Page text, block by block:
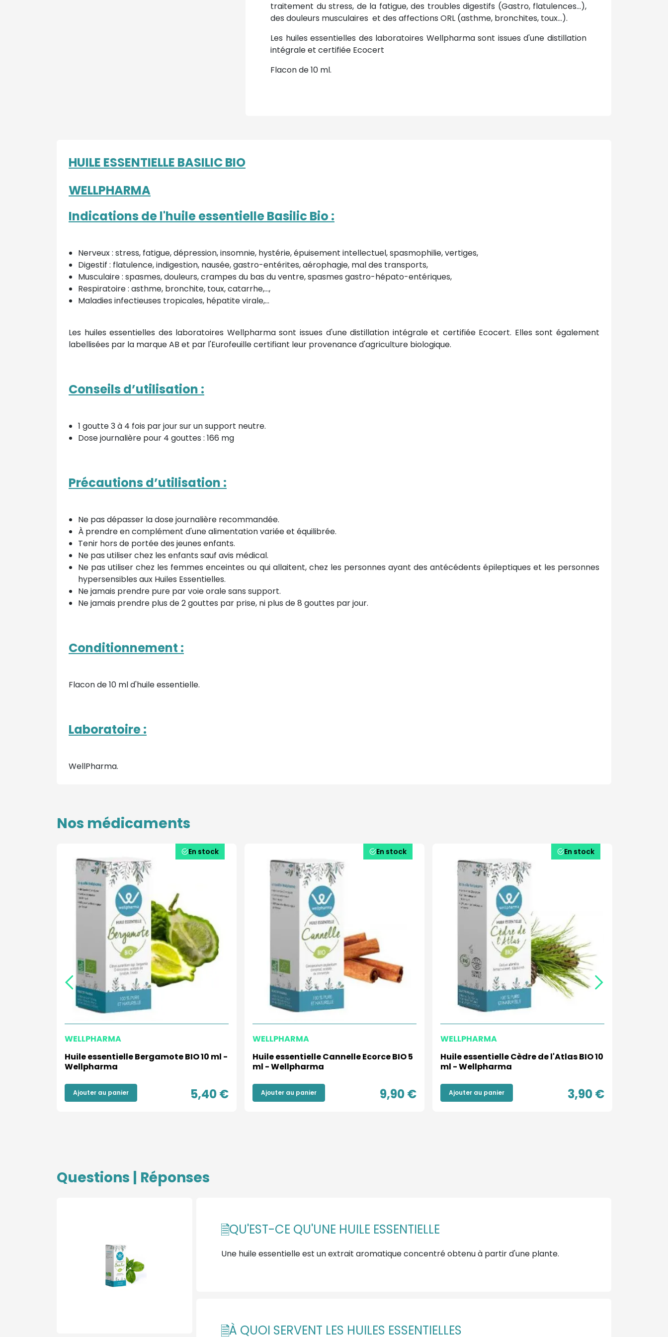
traitement du stress, de la fatigue, des troubles digestifs (Gastro, flatulences...),
des douleurs musculaires et des affections ORL (asthme, bronchites, toux...).
Les huiles essentielles des laboratoires Wellpharma sont issues d'une distillation
intégrale et certifiée Ecocert
Flacon de 10 ml.
HUILE ESSENTIELLE BASILIC BIO
WELLPHARMA
Indications de l'huile essentielle Basilic Bio :
Nerveux : stress, fatigue, dépression, insomnie, hystérie, épuisement intellectuel, spasmophilie, vertiges,
Digestif : flatulence, indigestion, nausée, gastro-entérites, aérophagie, mal des transports,
Musculaire : spasmes, douleurs, crampes du bas du ventre, spasmes gastro-hépato-entériques,
Respiratoire : asthme, bronchite, toux, catarrhe,…,
Maladies infectieuses tropicales, hépatite virale,…
Les huiles essentielles des laboratoires Wellpharma sont issues d'une distillation intégrale et certifiée Ecocert. Elles sont également
labellisées par la marque AB et par l'Eurofeuille certifiant leur provenance d'agriculture biologique.
Conseils d’utilisation :
1 goutte 3 à 4 fois par jour sur un support neutre.
Dose journalière pour 4 gouttes : 166 mg
Précautions d’utilisation :
Ne pas dépasser la dose journalière recommandée.
À prendre en complément d'une alimentation variée et équilibrée.
Tenir hors de portée des jeunes enfants.
Ne pas utiliser chez les enfants sauf avis médical.
Ne pas utiliser chez les femmes enceintes ou qui allaitent, chez les personnes ayant des antécédents épileptiques et les personnes
hypersensibles aux Huiles Essentielles.
Ne jamais prendre pure par voie orale sans support.
Ne jamais prendre plus de 2 gouttes par prise, ni plus de 8 gouttes par jour.
Conditionnement :
Flacon de 10 ml d'huile essentielle.
Laboratoire :
WellPharma.
Nos médicaments
En stock
WELLPHARMA
Huile essentielle Bergamote BIO 10 ml -
Wellpharma
Ajouter au panier 5,40 €
En stock
WELLPHARMA
Huile essentielle Cannelle Ecorce BIO 5
ml - Wellpharma
Ajouter au panier 9,90 €
En stock
WELLPHARMA
Huile essentielle Cèdre de l'Atlas BIO 10
ml - Wellpharma
Ajouter au panier 3,90 €
Questions | Réponses
QU'EST-CE QU'UNE HUILE ESSENTIELLE
Une huile essentielle est un extrait aromatique concentré obtenu à partir d'une plante.
À QUOI SERVENT LES HUILES ESSENTIELLES